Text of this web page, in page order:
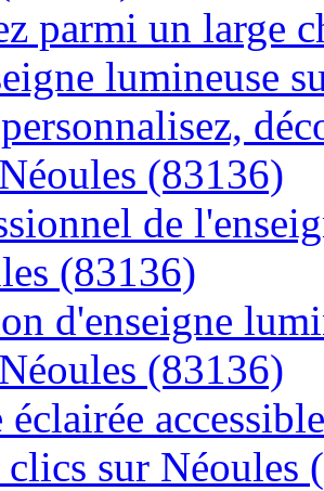
parmi un large
lumineuse
(83136)
de
(83136)
d'enseigne
(83136)
éclairée
clics sur Néoules